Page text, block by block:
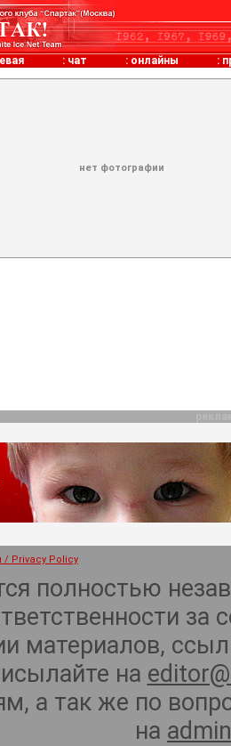
: чат : онлайны :
нет фотографии
/ Privacy Policy
полностью
материалов,
на
а так же по
на